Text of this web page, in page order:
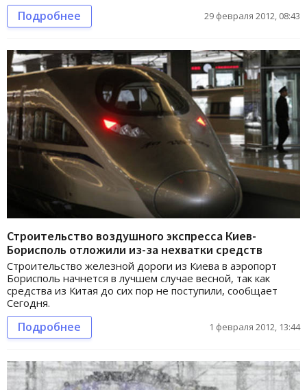
Подробнее 29 февраля 2012, 08:43
Строительство воздушного экспресса Киев-
Борисполь отложили из-за нехватки средств
Строительство железной дороги из Киева в аэропорт
Борисполь начнется в лучшем случае весной, так как
средства из Китая до сих пор не поступили, сообщает
Сегодня.
Подробнее 1 февраля 2012, 13:44